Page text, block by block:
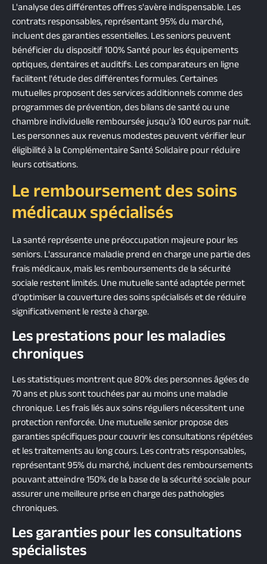
L'analyse des différentes offres s'avère indispensable. Les
contrats responsables, représentant 95% du marché,
incluent des garanties essentielles. Les seniors peuvent
bénéficier du dispositif 100% Santé pour les équipements
optiques, dentaires et auditifs. Les comparateurs en ligne
facilitent l'étude des différentes formules. Certaines
mutuelles proposent des services additionnels comme des
programmes de prévention, des bilans de santé ou une
chambre individuelle remboursée jusqu'à 100 euros par nuit.
Les personnes aux revenus modestes peuvent vérifier leur
éligibilité à la Complémentaire Santé Solidaire pour réduire
leurs cotisations.
Le remboursement des soins
médicaux spécialisés
La santé représente une préoccupation majeure pour les
seniors. L'assurance maladie prend en charge une partie des
frais médicaux, mais les remboursements de la sécurité
sociale restent limités. Une mutuelle santé adaptée permet
d'optimiser la couverture des soins spécialisés et de réduire
significativement le reste à charge.
Les prestations pour les maladies
chroniques
Les statistiques montrent que 80% des personnes âgées de
70 ans et plus sont touchées par au moins une maladie
chronique. Les frais liés aux soins réguliers nécessitent une
protection renforcée. Une mutuelle senior propose des
garanties spécifiques pour couvrir les consultations répétées
et les traitements au long cours. Les contrats responsables,
représentant 95% du marché, incluent des remboursements
pouvant atteindre 150% de la base de la sécurité sociale pour
assurer une meilleure prise en charge des pathologies
chroniques.
Les garanties pour les consultations
spécialistes